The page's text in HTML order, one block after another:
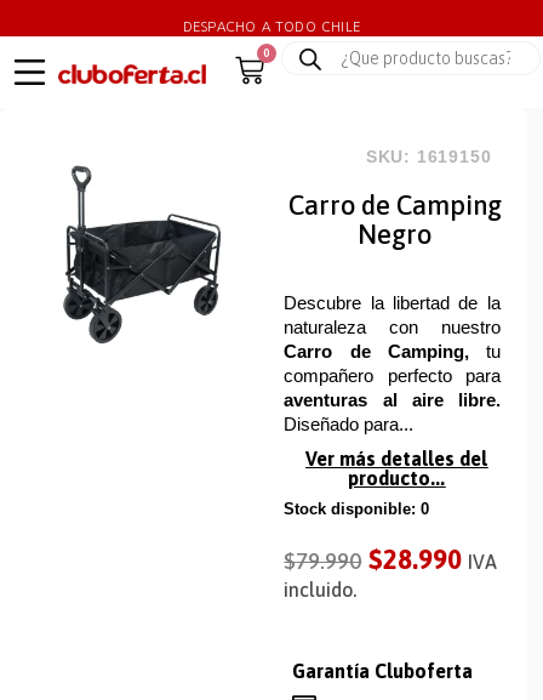
DESPACHO A TODO CHILE
0
SKU: 1619150
Carro de Camping
Negro
Descubre la libertad de la
naturaleza con nuestro
Carro de Camping,tu
compañero perfecto para
aventuras al aire libre.
Diseñado para...
Ver más detalles del
producto...
Stock disponible: 0
$79.990 $28.990 IVA
incluido.
Garantía Cluboferta